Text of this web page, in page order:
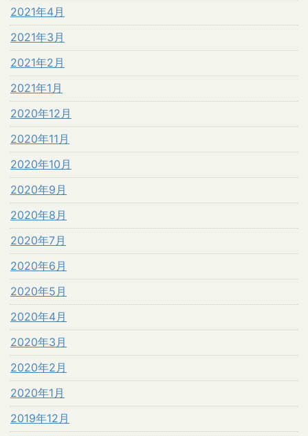
2021年4月
2021年3月
2021年2月
2021年1月
2020年12月
2020年11月
2020年10月
2020年9月
2020年8月
2020年7月
2020年6月
2020年5月
2020年4月
2020年3月
2020年2月
2020年1月
2019年12月